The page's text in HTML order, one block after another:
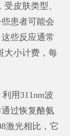
皮肤类型、
患者可能会
些反应通常
大小计费，每
用311nm波
过恢复酪氨
激光相比，它